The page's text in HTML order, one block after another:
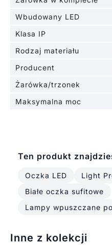
Wbudowany LED
Klasa IP
Rodzaj materiału
Producent
Żarówka/trzonek
Maksymalna moc
Ten produkt
Oczka LED
Light
Białe oczka sufitowe
Lampy wpuszczane
Inne z kolekcji